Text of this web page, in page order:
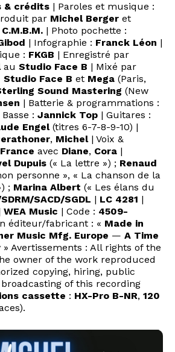
& crédits | Paroles et musique :
par Michel Berger et
C.M.B.M. | Photo pochette :
| Infographie : Franck Léon |
: FKGB | Enregistré par
au Studio Face B | Mixé par
Studio Face B et Mega (Paris,
Sound Mastering (New
| Batterie & programmations :
Basse : Jannick Top | Guitares :
Engel(titres 6-7-8-9-10) |
, Michel| Voix &
France avec Diane, Cora |
Dupuis (« La lettre ») ; Renaud
personne », « La chanson de la
; Marina Albert (« Les élans du
SACD/SGDL | LC 4281 |
WEA Music | Code : 4509-
éditeur/fabricant : « Made in
Music Mfg. Europe — A Time
» Avertissements : All rights of the
owner of the work reproduced
copying, hiring, public
of this recording
cassette : HX-Pro B-NR, 120